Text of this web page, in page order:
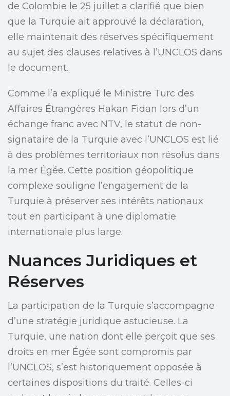
de Colombie le 25 juillet a clarifié que bien
que la Turquie ait approuvé la déclaration,
elle maintenait des réserves spécifiquement
au sujet des clauses relatives à l’UNCLOS dans
le document.
Comme l’a expliqué le Ministre Turc des
Affaires Étrangères Hakan Fidan lors d’un
échange franc avec NTV, le statut de non-
signataire de la Turquie avec l’UNCLOS est lié
à des problèmes territoriaux non résolus dans
la mer Égée. Cette position géopolitique
complexe souligne l’engagement de la
Turquie à préserver ses intérêts nationaux
tout en participant à une diplomatie
internationale plus large.
Nuances Juridiques et
Réserves
La participation de la Turquie s’accompagne
d’une stratégie juridique astucieuse. La
Turquie, une nation dont elle perçoit que ses
droits en mer Égée sont compromis par
l’UNCLOS, s’est historiquement opposée à
certaines dispositions du traité. Celles-ci